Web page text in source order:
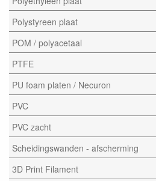
Polystyreen plaat
POM / polyacetaal
PTFE
PU foam platen / Necuron
PVC
PVC zacht
Scheidingswanden - afscherming
3D Print Filament